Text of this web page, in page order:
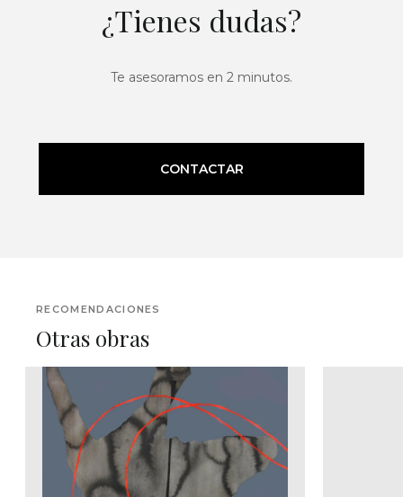
¿Tienes dudas?
Te asesoramos en 2 minutos.
CONTACTAR
RECOMENDACIONES
Otras obras